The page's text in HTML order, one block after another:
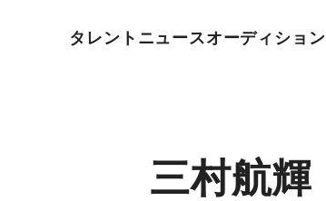
タレント ニュースオーディション
三村航輝